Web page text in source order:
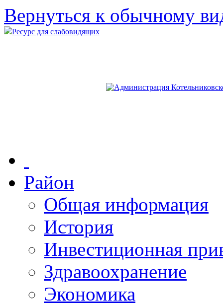
Вернуться к обычному
Ресурс для слабовидящих
Район
Общая информация
История
Инвестиционная
Здравоохранение
Экономика